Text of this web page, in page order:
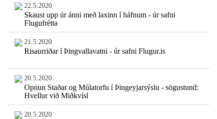
22.5.2020
Skaust upp úr ánni með laxinn í háfnum - úr safni
Flugufrétta
21.5.2020
Risaurriðar í Þingvallavatni - úr safni Flugur.is
20.5.2020
Opnun Staðar og Múlatorfu í Þingeyjarsýslu - sögustund:
Hvellur við Miðkvísl
20.5.2020